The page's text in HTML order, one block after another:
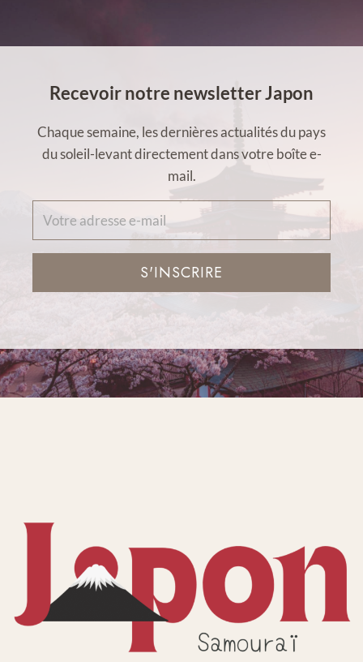
Recevoir notre newsletter Japon
Chaque semaine, les dernières actualités du pays
du soleil-levant directement dans votre boîte e-
mail.
S'INSCRIRE